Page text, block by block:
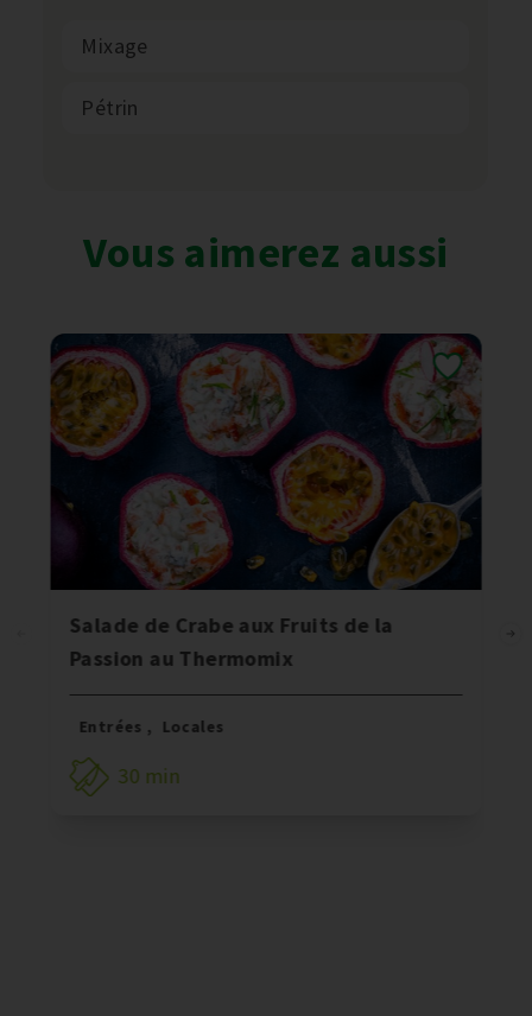
Mixage
Pétrin
Vous aimerez aussi
Salade de Crabe aux Fruits de la
Passion au Thermomix
Entrées , Locales
30 min